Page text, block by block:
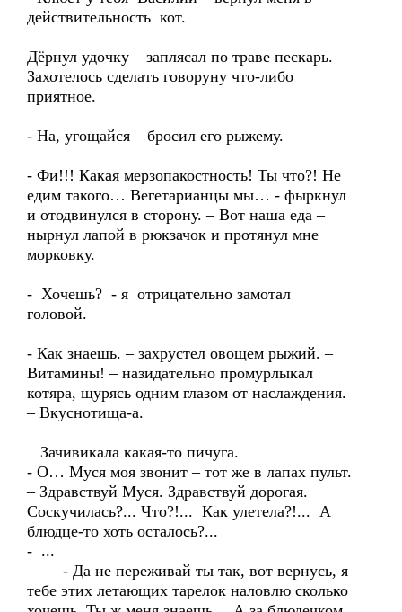
действительность кот.
Дёрнул удочку – заплясал по траве пескарь.
Захотелось сделать говоруну что-либо
приятное.
- На, угощайся – бросил его рыжему.
- Фи!!! Какая мерзопакостность! Ты что?! Не
едим такого… Вегетарианцы мы… - фыркнул
и отодвинулся в сторону. – Вот наша еда –
нырнул лапой в рюкзачок и протянул мне
морковку.
- Хочешь? - я отрицательно замотал
головой.
- Как знаешь. – захрустел овощем рыжий. –
Витамины! – назидательно промурлыкал
котяра, щурясь одним глазом от наслаждения.
– Вкуснотища-а.
Зачивикала какая-то пичуга.
- О… Муся моя звонит – тот же в лапах пульт.
– Здравствуй Муся. Здравствуй дорогая.
Соскучилась?... Что?!... Как улетела?!... А
блюдце-то хоть осталось?...
- ...
- Да не переживай ты так, вот вернусь, я
тебе этих летающих тарелок наловлю сколько